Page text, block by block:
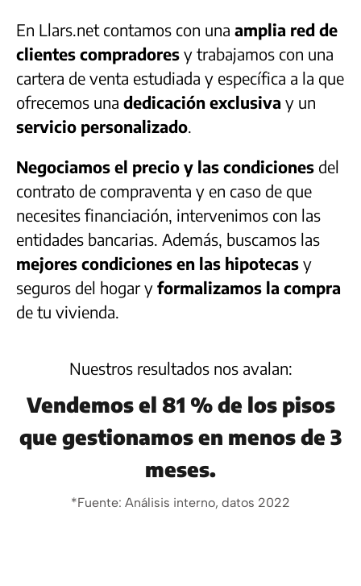
En Llars.net contamos con una amplia red de
clientes compradores y trabajamos con una
cartera de venta estudiada y específica a la que
ofrecemos una dedicación exclusiva y un
servicio personalizado
Negociamos el precio y las condiciones del
contrato de compraventa y en caso de que
necesites financiación, intervenimos con las
entidades bancarias. Además, buscamos las
mejores condiciones en las hipotecas y
seguros del hogar y formalizamos la compra
de tu vivienda.
Nuestros resultados nos avalan:
Vendemos el 81 % de los pisos
que gestionamos en menos de 3
meses.
*Fuente: Análisis interno, datos 2022